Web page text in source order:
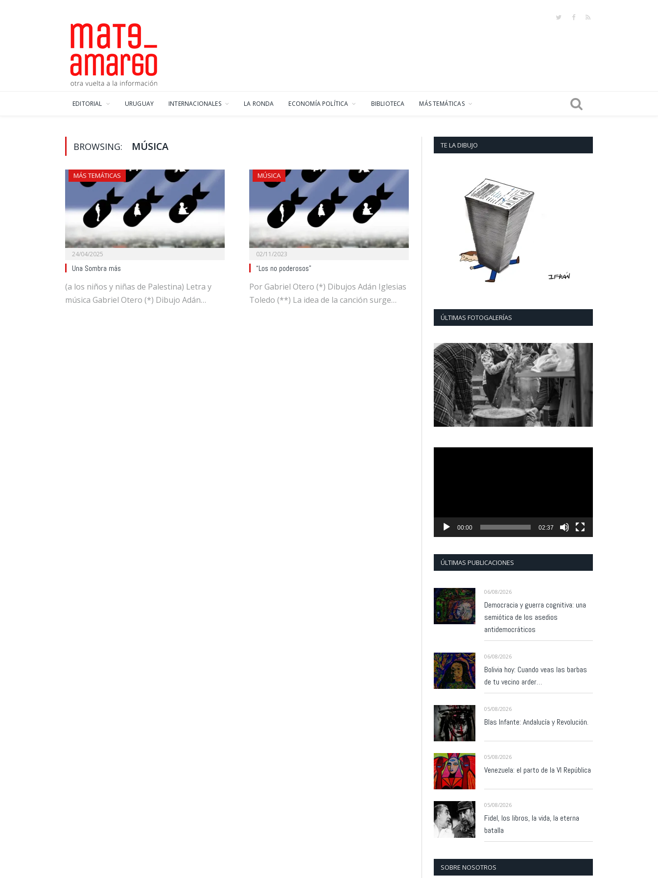
TwitterFacebook
RSS
EDITORIAL URUGUAY INTERNACIONALES LA RONDA ECONOMÍA POLÍTICA BIBLIOTECA MÁS TEMÁTICAS
BROWSING: MÚSICA
MÁS TEMÁTICAS
24/04/2025
Una Sombra más
(a los niños y niñas de Palestina) Letra y
música Gabriel Otero (*) Dibujo Adán…
MÚSICA
02/11/2023
“Los no poderosos”
Por Gabriel Otero (*) Dibujos Adán Iglesias
Toledo (**) La idea de la canción surge…
TE LA DIBUJO
ÚLTIMAS FOTOGALERÍAS
00:00 02:37
ÚLTIMAS PUBLICACIONES
06/08/2026
Democracia y guerra cognitiva: una
semiótica de los asedios
antidemocráticos
06/08/2026
Bolivia hoy: Cuando veas las barbas
de tu vecino arder…
05/08/2026
Blas Infante: Andalucía y Revolución.
05/08/2026
Venezuela: el parto de la VI República
05/08/2026
Fidel, los libros, la vida, la eterna
batalla
SOBRE NOSOTROS